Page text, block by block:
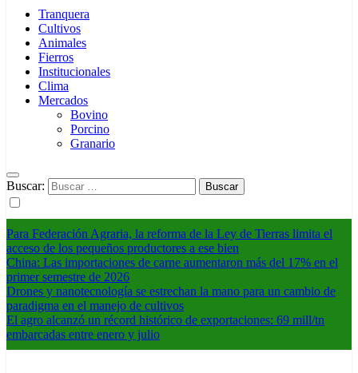
Tranquera
Cultivos
Animales
Fierros
Institucionales
Clima
Mercados
Bovino
Porcino
Granario
Buscar:
Para Federación Agraria, la reforma de la Ley de Tierras limita el
acceso de los pequeños productores a ese bien
China: Las importaciones de carne aumentaron más del 17% en el
primer semestre de 2026
Drones y nanotecnología se estrechan la mano para un cambio de
paradigma en el manejo de cultivos
El agro alcanzó un récord histórico de exportaciones: 69 mill/tn
embarcadas entre enero y julio